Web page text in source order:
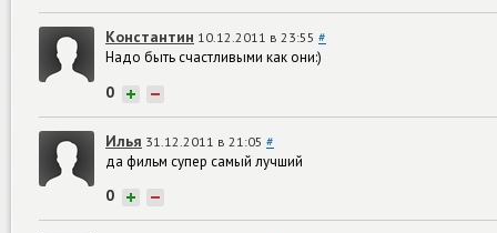
Константин 10.12.2011 в 23:55 #
Надо быть счастливыми как они:)
0 + −
Илья 31.12.2011 в 21:05 #
да фильм супер самый лучший
0 + −